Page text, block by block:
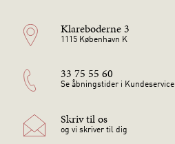
Klareboderne 3
1115 København K
33 75 55 60
Se åbningstider i Kundeservice
Skriv til os
og vi skriver til dig